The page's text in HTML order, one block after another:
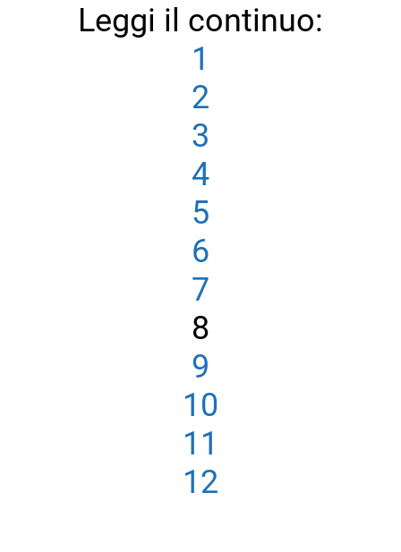
Leggi il continuo:
1
2
3
4
5
6
7
8
9
10
11
12